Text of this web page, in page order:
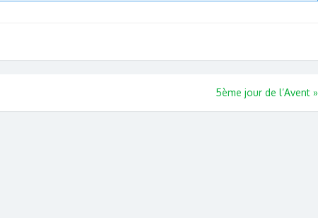
5ème jour de l’Avent »